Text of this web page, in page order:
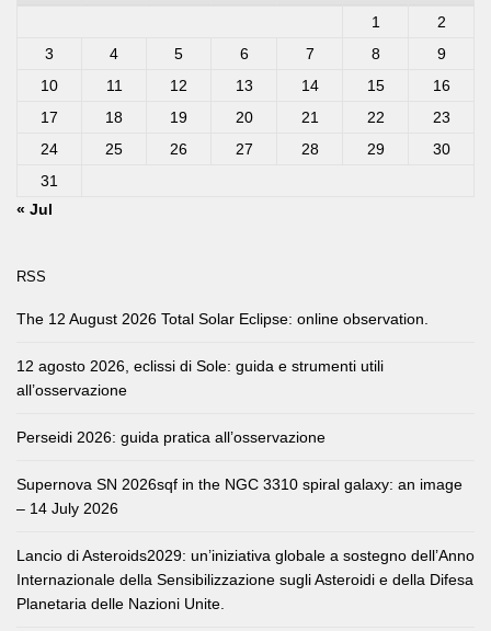
1
2
3
4 5 6 7 8
9
10
11 12 13 14 15
16
17
18 19 20 21 22
23
24
25 26 27 28 29
30
31
« Jul
RSS
The 12 August 2026 Total Solar Eclipse: online observation.
12 agosto 2026, eclissi di Sole: guida e strumenti utili
all’osservazione
Perseidi 2026: guida pratica all’osservazione
Supernova SN 2026sqf in the NGC 3310 spiral galaxy: an image
– 14 July 2026
Lancio di Asteroids2029: un’iniziativa globale a sostegno dell’Anno
Internazionale della Sensibilizzazione sugli Asteroidi e della Difesa
Planetaria delle Nazioni Unite.